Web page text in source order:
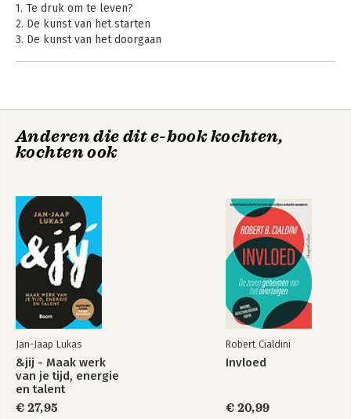
Ze is Europees Ambassadeur voor het
Vrouwelijk Ondernemerschap, mentor
bij de Britse Cherie Blair Foundation en
Hack je budget Hack je budget
Het slimme
budgetboek
1. Te druk om te leven?
2. De kunst van het starten
3. De kunst van het doorgaan
9. Bijzondere spitsuurmomenten
10. Het doet maar een beetje pijn
Trefwoordenlijst
Anderen die dit e-book kochten,
kochten ook
Jan-Jaap Lukas
&jij - Maak werk
van je tijd, energie
en talent
€ 27,95
Robert Cialdini
Invloed
€ 20,99